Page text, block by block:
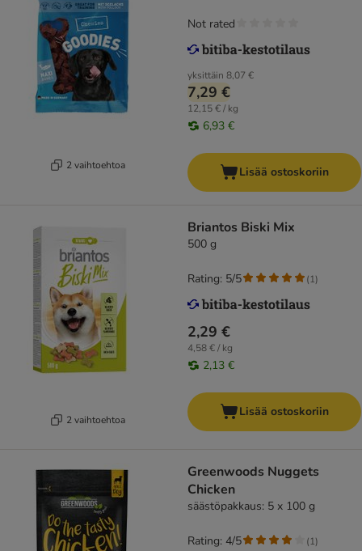
2 vaihtoehtoa
yksittäin 8,07 €
7,29 €
12,15 € / kg
6,93 €
Not rated
Lisää ostoskoriin
2 vaihtoehtoa
Briantos Biski Mix
500 g
2,29 €
4,58 € / kg
2,13 €
Rating: 5/5 (1)
Lisää ostoskoriin
Greenwoods Nuggets
Chicken
säästöpakkaus: 5 x 100 g
Rating: 4/5 (1)